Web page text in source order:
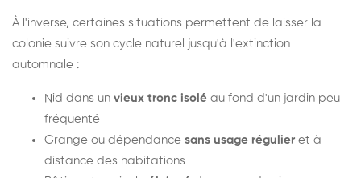
À l'inverse, certaines situations permettent de laisser la
colonie suivre son cycle naturel jusqu'à l'extinction
automnale :
Nid dans un vieux tronc isolé au fond d'un jardin peu
fréquenté
Grange ou dépendance sans usage régulier et à
distance des habitations